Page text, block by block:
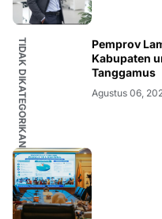
TIDAK DIKATEGORIKAN
Pemprov
Kabupaten
Tanggamus
Agustus 06,